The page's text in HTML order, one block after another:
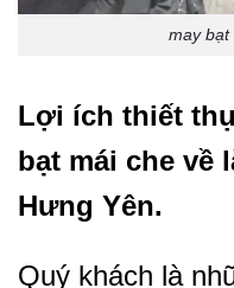
may bạt
Lợi ích thiết
bạt mái che về
Hưng Yên.
Quý khách là